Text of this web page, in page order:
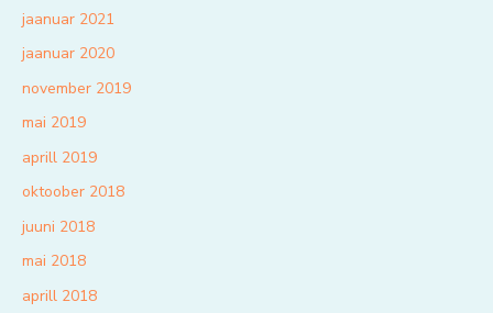
jaanuar 2021
jaanuar 2020
november 2019
mai 2019
aprill 2019
oktoober 2018
juuni 2018
mai 2018
aprill 2018